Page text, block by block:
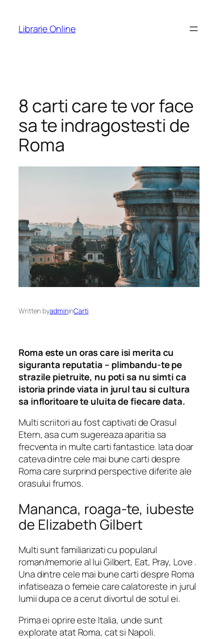
content
Librarie Online
8 carti care te vor face
sa te indragostesti de
Roma
Written byadmininCarti
Roma este un oras care isi merita cu
siguranta reputatia – plimbandu-te pe
strazile pietruite, nu poti sa nu simti ca
istoria prinde viata in jurul tau si cultura
sa infloritoare te uluita de fiecare data.
Multi scriitori au fost captivati de Orasul
Etern, asa cum sugereaza aparitia sa
frecventa in multe carti fantastice. Iata doar
cateva dintre cele mai bune carti despre
Roma care surprind perspective diferite ale
orasului frumos.
Mananca, roaga-te, iubeste
de Elizabeth Gilbert
Multi sunt familiarizati cu popularul
roman/memorie al lui Gilbert, Eat, Pray, Love.
Una dintre cele mai bune carti despre Roma
infatiseaza o femeie care calatoreste in jurul
lumii dupa ce a cerut divortul de sotul ei.
Prima ei oprire este Italia, unde sunt
explorate atat Roma, cat si Napoli.